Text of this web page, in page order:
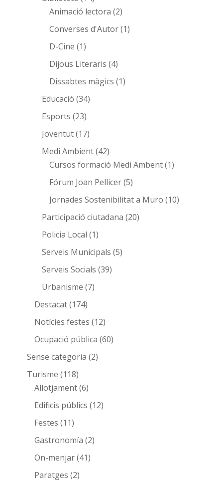
Animació lectora (2)
Converses d'Autor(1)
D-Cine (1)
Dijous Literaris (4)
Dissabtes màgics (1)
Educació (34)
Esports (23)
Joventut(17)
Medi Ambient(42)
Cursos formació Medi Ambent(1)
Fórum Joan Pellicer(5)
Jornades Sostenibilitat a Muro (10)
Participació ciutadana (20)
Policia Local (1)
Serveis Municipals (5)
Serveis Socials (39)
Urbanisme (7)
Destacat(174)
Notícies festes (12)
Ocupació pública (60)
Sense categoria (2)
Turisme (118)
Allotjament(6)
Edificis públics (12)
Festes (11)
Gastronomía (2)
On-menjar(41)
Paratges (2)